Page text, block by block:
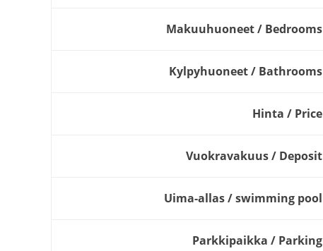
Makuuhuoneet / Bedrooms
Kylpyhuoneet / Bathrooms
Hinta / Price
Vuokravakuus / Deposit
Uima-allas / swimming pool
Parkkipaikka / Parking